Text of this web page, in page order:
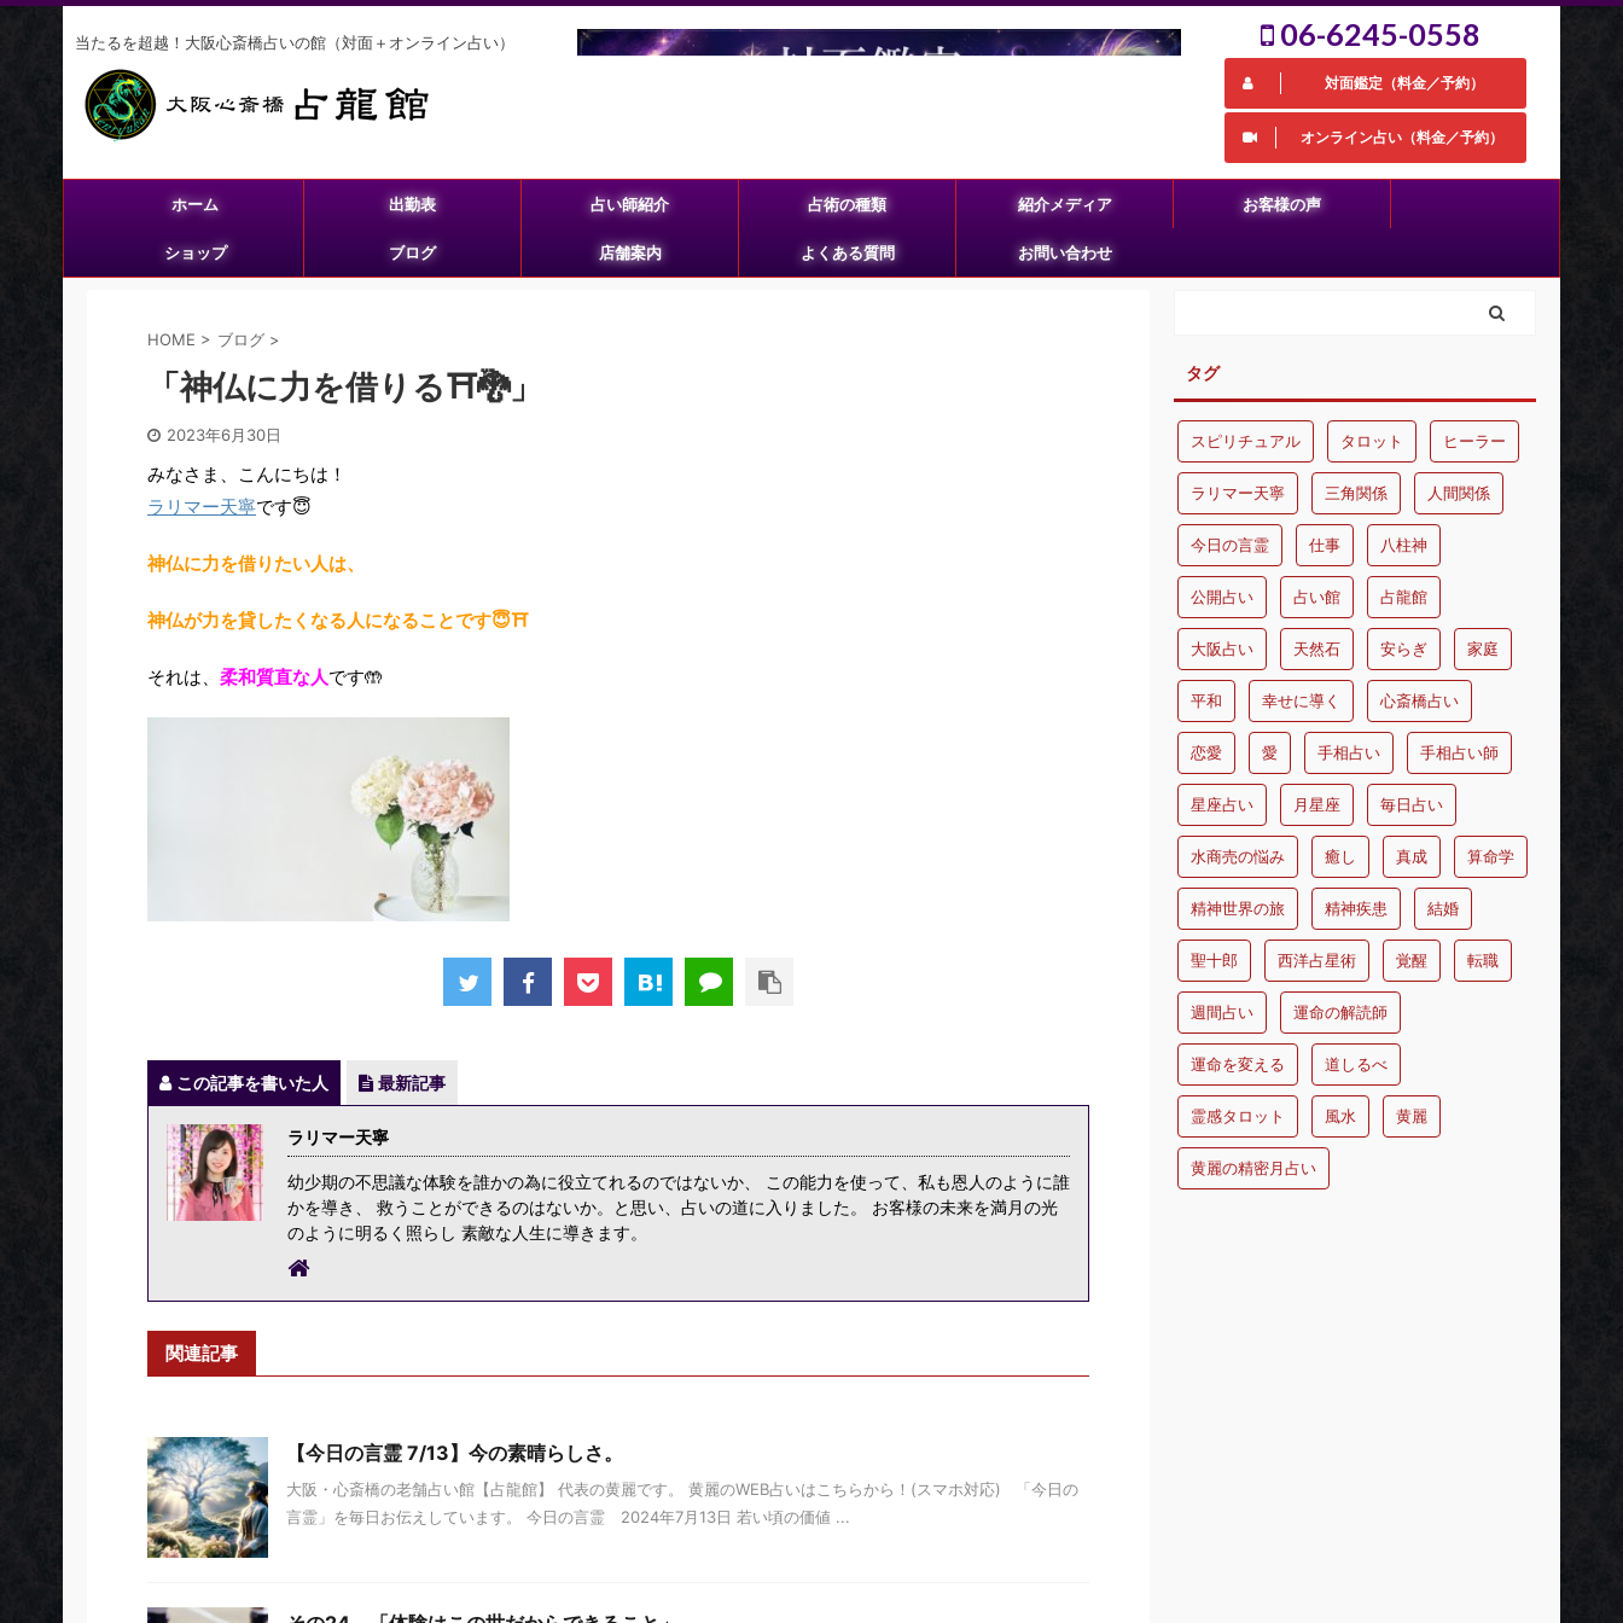
当たるを超越！大阪心斎橋占いの館（対面＋オンライン占い） 06-6245-0558
対面鑑定（料金／予約）
オンライン占い（料金／予約）
ホーム 出勤表 占い師紹介 占術の種類 紹介メディア お客様の声
ショップ ブログ 店舗案内 よくある質問 お問い合わせ
HOME > ブログ >
「神仏に力を借りる⛩️🐉」
2023年6月30日
みなさま、こんにちは！
ラリマー天寧です😇
神仏に力を借りたい人は、
神仏が力を貸したくなる人になることです😇⛩️
それは、 柔和質直な人です🤲
この記事を書いた人 最新記事
ラリマー天寧
幼少期の不思議な体験を誰かの為に役立てれるのではないか、 この能力を使って、私も恩人のように誰
かを導き、 救うことができるのはないか。と思い、占いの道に入りました。 お客様の未来を満月の光
のように明るく照らし 素敵な人生に導きます。
関連記事
【今日の言霊 7/13】今の素晴らしさ。
大阪・心斎橋の老舗占い館【占龍館】 代表の黄麗です。 黄麗のWEB占いはこちらから！(スマホ対応) 「今日の
言霊」を毎日お伝えしています。 今日の言霊 2024年7月13日 若い頃の価値 ...
タグ
スピリチュアル タロット ヒーラー
ラリマー天寧 三角関係 人間関係
今日の言霊 仕事 八柱神
公開占い 占い館 占龍館
大阪占い 天然石 安らぎ 家庭
平和 幸せに導く 心斎橋占い
恋愛 愛 手相占い 手相占い師
星座占い 月星座 毎日占い
水商売の悩み 癒し 真成 算命学
精神世界の旅 精神疾患 結婚
聖十郎 西洋占星術 覚醒 転職
週間占い 運命の解読師
運命を変える 道しるべ
霊感タロット 風水 黄麗
黄麗の精密月占い